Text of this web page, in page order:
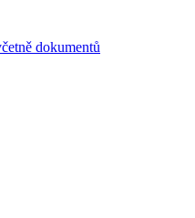
dokumentů